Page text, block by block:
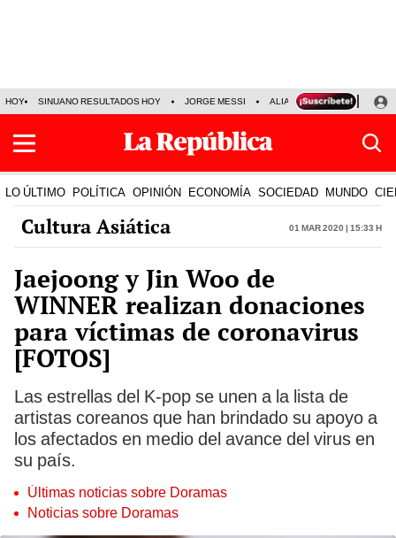
HOY SINUANO RESULTADOS HOY JORGE MESSI ALIANZA LIMA VS SPORT
LO ÚLTIMO POLÍTICA OPINIÓN ECONOMÍA SOCIEDAD MUNDO
Cultura Asiática 01 Mar 2020 | 15:33 h
Jaejoong y Jin Woo de
WINNER realizan donaciones
para víctimas de coronavirus
[FOTOS]
Las estrellas del K-pop se unen a la lista de
artistas coreanos que han brindado su apoyo a
los afectados en medio del avance del virus en
su país.
Últimas noticias sobre Doramas
Noticias sobre Doramas